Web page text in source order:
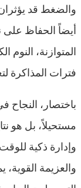
والضغط قد
أيضاً الحفاظ
المتوازنة، النوم
فترات المذاكرة
باختصار، النجاح
مستحيلاً، بل هو
وإدارة ذكية
والعزيمة